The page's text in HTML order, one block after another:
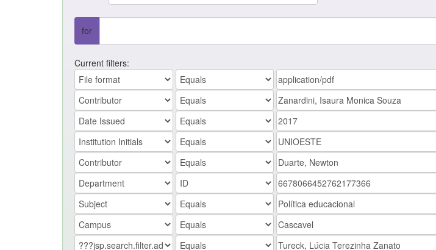
for
Current filters: